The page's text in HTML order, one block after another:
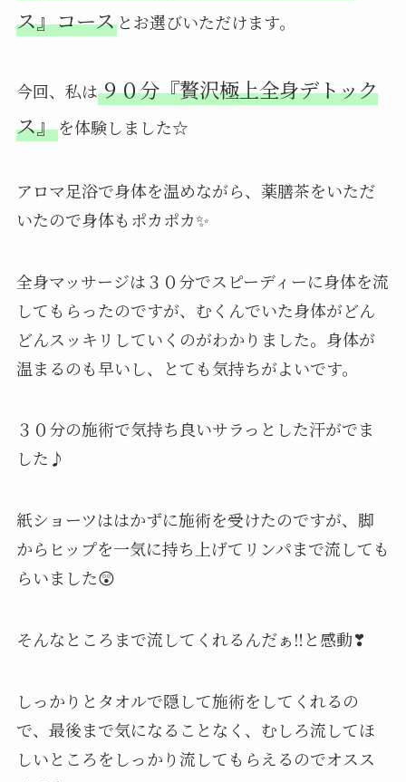
ス』コースとお選びいただけます。
今回、私は９０分『贅沢極上全身デトック
ス』を体験しました☆
アロマ足浴で身体を温めながら、薬膳茶をいただ
いたので身体もポカポカ✨
全身マッサージは３０分でスピーディーに身体を流
してもらったのですが、むくんでいた身体がどん
どんスッキリしていくのがわかりました。身体が
温まるのも早いし、とても気持ちがよいです。
３０分の施術で気持ち良いサラっとした汗がでま
した♪
紙ショーツははかずに施術を受けたのですが、脚
からヒップを一気に持ち上げてリンパまで流しても
らいました😲
そんなところまで流してくれるんだぁ‼と感動❣
しっかりとタオルで隠して施術をしてくれるの
で、最後まで気になることなく、むしろ流してほ
しいところをしっかり流してもらえるのでオスス